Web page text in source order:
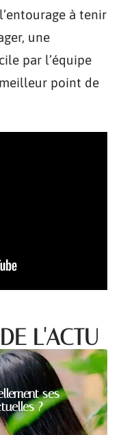
à tenir
une
par l’équipe
point de
L'ACTU
ses
?